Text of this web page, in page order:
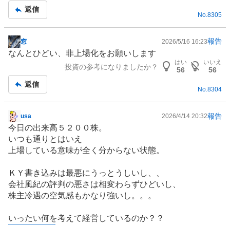
返信
No. 8305
掲
示
事
窓 2026/5/16 16:23報告
なんとひどい、非上場化をお願いします
投資の参考になりましたか？
はい
56
いいえ
56
返信
No.8304
掲
示
板
記
usa 2026/4/14 20:32報告
今日の出来高５２００株。
いつも通りとはいえ
上場している意味が全く分からない状態。
ＫＹ書き込みは最悪にうっとうしいし、、
会社風紀の評判の悪さは相変わらずひどいし、
株主冷遇の空気感もかなり強いし。。。
いったい何を考えて経営しているのか？？